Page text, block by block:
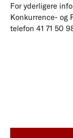
For yderligere
Konkurrence- og
telefon 41 71 50